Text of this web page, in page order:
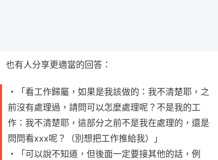
也有人分享更適當的回答：
・「看工作歸屬，如果是我該做的：我不清楚耶，之
前沒有處理過，請問可以怎麼處理呢？不是我的工
作：我不清楚耶，這部分之前不是我在處理的，還是
問問看xxx呢？（別想把工作推給我）」
・「可以說不知道，但後面一定要接其他的話，例